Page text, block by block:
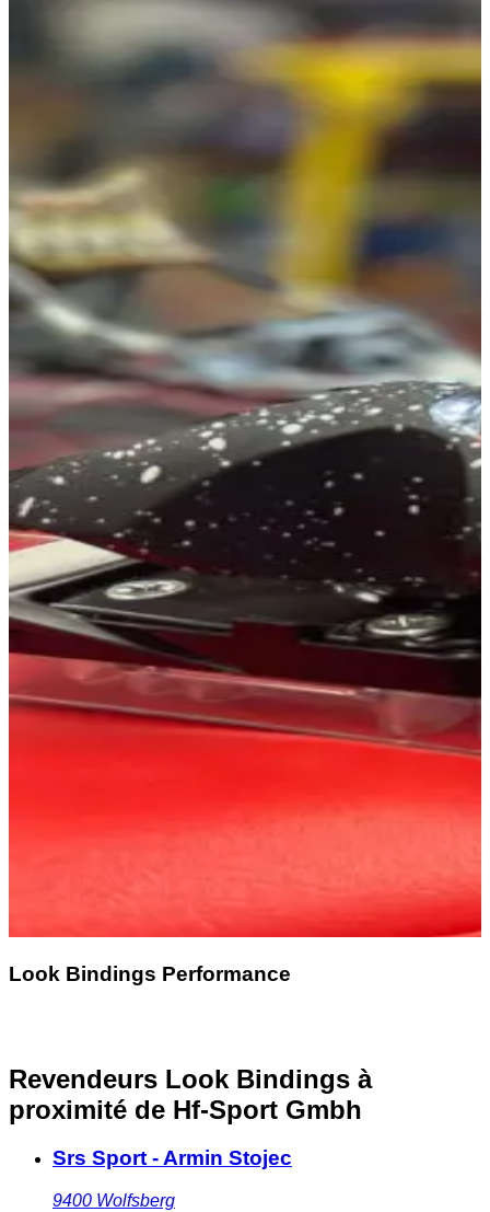
Look Bindings Performance
Revendeurs Look Bindings à
proximité de Hf-Sport Gmbh
Srs Sport - Armin Stojec
9400 Wolfsberg